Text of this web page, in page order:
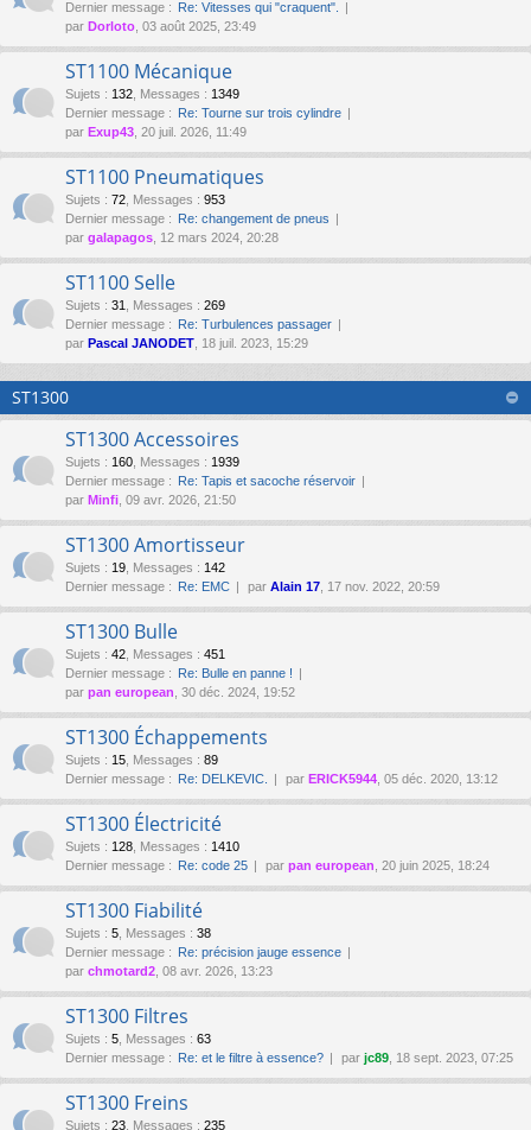
Dernier message : Re: Vitesses qui "craquent".
par Dorloto , 03 août 2025, 23:49
ST1100 Mécanique
Sujets : 132 Messages : 1349
Dernier message : Re: Tourne sur trois cylindre
par Exup43 , 20 juil. 2026, 11:49
ST1100 Pneumatiques
Sujets : 72 Messages : 953
Dernier message : Re: changement de pneus
par galapagos , 12 mars 2024, 20:28
ST1100 Selle
Sujets : 31 Messages : 269
Dernier message : Re: Turbulences passager
par Pascal JANODET , 18 juil. 2023, 15:29
ST1300
ST1300 Accessoires
Sujets : 160 Messages : 1939
Dernier message : Re: Tapis et sacoche réservoir
par Minfi , 09 avr. 2026, 21:50
ST1300 Amortisseur
Sujets : 19 Messages : 142
Dernier message : Re: EMC par Alain 17 , 17 nov. 2022, 20:59
ST1300 Bulle
Sujets : 42 Messages : 451
Dernier message : Re: Bulle en panne !
par pan european , 30 déc. 2024, 19:52
ST1300 Échappements
Sujets : 15 Messages : 89
Dernier message : Re: DELKEVIC. par ERICK5944 , 05 déc. 2020, 13:12
ST1300 Électricité
Sujets : 128 Messages : 1410
Dernier message : Re: code 25 par pan european , 20 juin 2025, 18:24
ST1300 Fiabilité
Sujets : 5 Messages : 38
Dernier message : Re: précision jauge essence
par chmotard2 , 08 avr. 2026, 13:23
ST1300 Filtres
Sujets : 5 Messages : 63
Dernier message : Re: et le filtre à essence? par jc89 , 18 sept. 2023, 07:25
ST1300 Freins
Sujets : 23 Messages : 235